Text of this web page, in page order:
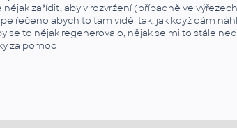
nějak zařídit, aby v rozvržení (případně ve
řečeno abych to tam viděl tak, jak když dám
se to nějak regenerovalo, nějak se mi to stále
za pomoc